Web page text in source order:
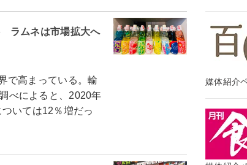
ラムネは市場拡大へ
高まっている。輸
べによると、2020年
いては12％増だっ
媒体紹介